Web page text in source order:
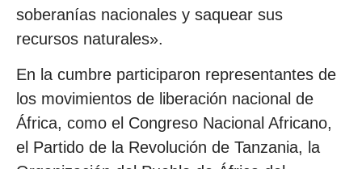
soberanías nacionales y saquear sus
recursos naturales».
En la cumbre participaron representantes de
los movimientos de liberación nacional de
África, como el Congreso Nacional Africano,
el Partido de la Revolución de Tanzania, la